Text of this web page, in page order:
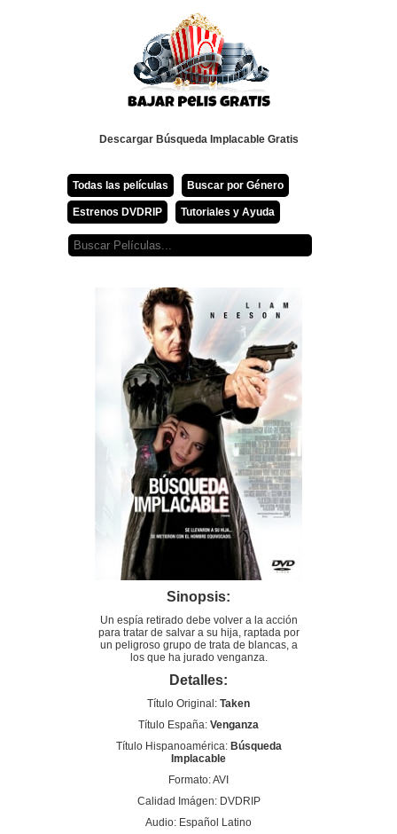
Descargar Búsqueda Implacable Gratis
Todas las películas Buscar por Género
Estrenos DVDRIP Tutoriales y Ayuda
Sinopsis:
Un espía retirado debe volver a la acción
para tratar de salvar a su hija, raptada por
un peligroso grupo de trata de blancas, a
los que ha jurado venganza.
Detalles:
Título Original: Taken
Título España: Venganza
Título Hispanoamérica: Búsqueda
Implacable
Formato: AVI
Calidad Imágen: DVDRIP
Audio: Español Latino